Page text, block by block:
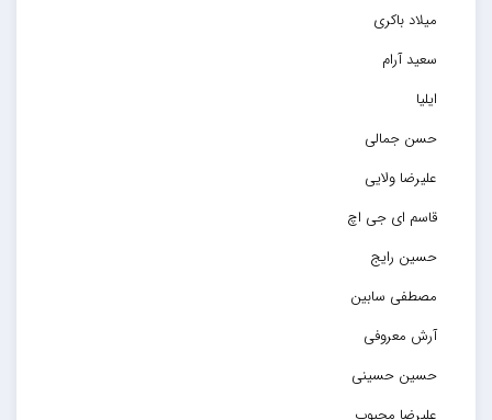
میلاد باکری
سعید آرام
ایلیا
حسن جمالی
علیرضا ولایی
قاسم ای جی اچ
حسین رایج
مصطفی سابین
آرش معروفی
حسین حسینی
علیرضا محبوب